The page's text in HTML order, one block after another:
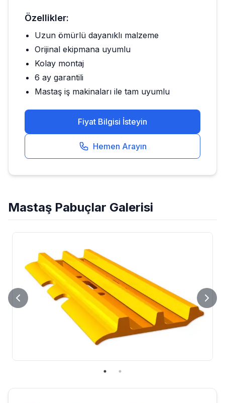
Özellikler:
Uzun ömürlü dayanıklı malzeme
Orijinal ekipmana uyumlu
Kolay montaj
6 ay garantili
Mastaş iş makinaları ile tam uyumlu
Fiyat Bilgisi İsteyin
Hemen Arayın
Mastaş Pabuçlar Galerisi